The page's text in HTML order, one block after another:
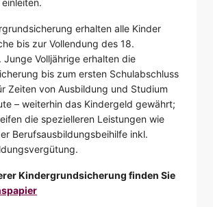
erhalten alle Kinder
bis zur Vollendung des 18.
Junge Volljährige erhalten die
bis zum ersten Schulabschluss
Zeiten von Ausbildung und Studium
– weiterhin das Kindergeld gewährt;
die spezielleren Leistungen wie
Berufsausbildungsbeihilfe inkl.
Kindergrundsicherung finden Sie